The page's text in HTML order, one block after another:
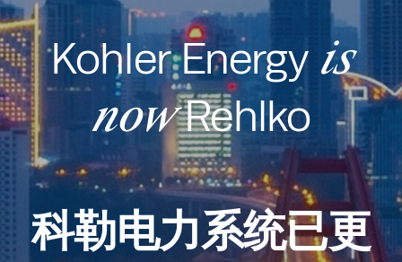
Kohler Energy is
nowRehlko
科勒电力系统已更